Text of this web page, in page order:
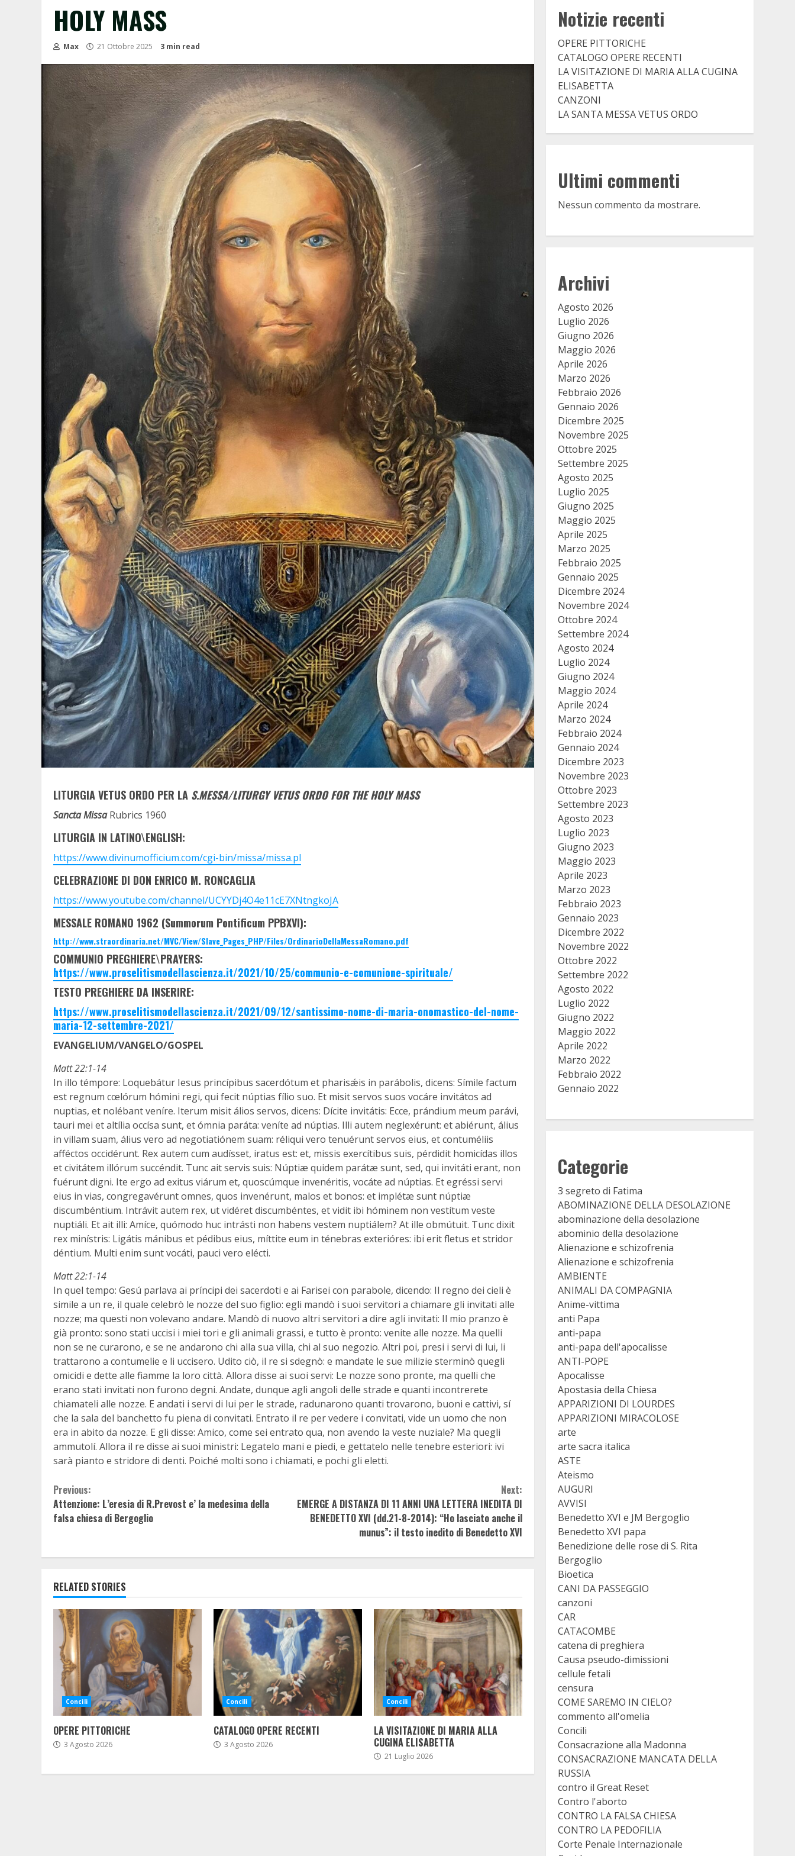
HOLY MASS
Max 21 Ottobre 2025 3 min read
LITURGIA VETUS ORDO PER LA S.MESSA/LITURGY VETUS ORDO FOR THE HOLY MASS
Sancta MissaRubrics 1960
LITURGIA IN LATINO\ENGLISH:
https://www.divinumofficium.com/cgi-bin/missa/missa.pl
CELEBRAZIONE DI DON ENRICO M. RONCAGLIA
https://www.youtube.com/channel/UCYYDj4O4e11cE7XNtngkoJA
MESSALE ROMANO 1962 (Summorum Pontificum PPBXVI):
http://www.straordinaria.net/MVC/View/Slave_Pages_PHP/Files/OrdinarioDellaMessaRomano.pdf
COMMUNIO PREGHIERE\PRAYERS:
https://www.proselitismodellascienza.it/2021/10/25/communio-e-comunione-spirituale/
TESTO PREGHIERE DA INSERIRE:
https://www.proselitismodellascienza.it/2021/09/12/santissimo-nome-di-maria-onomastico-del-nome-
maria-12-settembre-2021/
EVANGELIUM/VANGELO/GOSPEL
Matt 22:1-14
In illo témpore: Loquebátur Iesus princípibus sacerdótum et pharisǽis in parábolis, dicens: Símile factum
est regnum cœlórum hómini regi, qui fecit núptias fílio suo. Et misit servos suos vocáre invitátos ad
nuptias, et nolébant veníre. Iterum misit álios servos, dicens: Dícite invitátis: Ecce, prándium meum parávi,
tauri mei et altília occísa sunt, et ómnia paráta: veníte ad núptias. Illi autem neglexérunt: et abiérunt, álius
in villam suam, álius vero ad negotiatiónem suam: réliqui vero tenuérunt servos eius, et contuméliis
afféctos occidérunt. Rex autem cum audísset, iratus est: et, missis exercítibus suis, pérdidit homicídas illos
et civitátem illórum succéndit. Tunc ait servis suis: Núptiæ quidem parátæ sunt, sed, qui invitáti erant, non
fuérunt digni. Ite ergo ad exitus viárum et, quoscúmque invenéritis, vocáte ad núptias. Et egréssi servi
eius in vias, congregavérunt omnes, quos invenérunt, malos et bonos: et implétæ sunt núptiæ
discumbéntium. Intrávit autem rex, ut vidéret discumbéntes, et vidit ibi hóminem non vestítum veste
nuptiáli. Et ait illi: Amíce, quómodo huc intrásti non habens vestem nuptiálem? At ille obmútuit. Tunc dixit
rex minístris: Ligátis mánibus et pédibus eius, míttite eum in ténebras exterióres: ibi erit fletus et stridor
déntium. Multi enim sunt vocáti, pauci vero elécti.
Matt 22:1-14
In quel tempo: Gesú parlava ai príncipi dei sacerdoti e ai Farisei con parabole, dicendo: Il regno dei cieli è
simile a un re, il quale celebrò le nozze del suo figlio: egli mandò i suoi servitori a chiamare gli invitati alle
nozze; ma questi non volevano andare. Mandò di nuovo altri servitori a dire agli invitati: Il mio pranzo è
già pronto: sono stati uccisi i miei tori e gli animali grassi, e tutto è pronto: venite alle nozze. Ma quelli
non se ne curarono, e se ne andarono chi alla sua villa, chi al suo negozio. Altri poi, presi i servi di lui, li
trattarono a contumelie e li uccisero. Udito ciò, il re si sdegnò: e mandate le sue milizie sterminò quegli
omicidi e dette alle fiamme la loro città. Allora disse ai suoi servi: Le nozze sono pronte, ma quelli che
erano stati invitati non furono degni. Andate, dunque agli angoli delle strade e quanti incontrerete
chiamateli alle nozze. E andati i servi di lui per le strade, radunarono quanti trovarono, buoni e cattivi, sí
che la sala del banchetto fu piena di convitati. Entrato il re per vedere i convitati, vide un uomo che non
era in abito da nozze. E gli disse: Amico, come sei entrato qua, non avendo la veste nuziale? Ma quegli
ammutolí. Allora il re disse ai suoi ministri: Legatelo mani e piedi, e gettatelo nelle tenebre esteriori: ivi
sarà pianto e stridore di denti. Poiché molti sono i chiamati, e pochi gli eletti.
Continue
Reading
Previous:
Attenzione: L’eresia di R.Prevost e’ la medesima della
falsa chiesa di Bergoglio
Next:
EMERGE A DISTANZA DI 11 ANNI UNA LETTERA INEDITA DI
BENEDETTO XVI (dd.21-8-2014): “Ho lasciato anche il
munus”: il testo inedito di Benedetto XVI
RELATED STORIES
Concili
OPERE PITTORICHE
3 Agosto 2026
Concili
CATALOGO OPERE RECENTI
3 Agosto 2026
Concili
LA VISITAZIONE DI MARIA ALLA
CUGINA ELISABETTA
21 Luglio 2026
Notizie recenti
OPERE PITTORICHE
CATALOGO OPERE RECENTI
LA VISITAZIONE DI MARIA ALLA CUGINA
ELISABETTA
CANZONI
LA SANTA MESSA VETUS ORDO
Ultimi commenti
Nessun commento da mostrare.
Archivi
Agosto 2026
Luglio 2026
Giugno 2026
Maggio 2026
Aprile 2026
Marzo 2026
Febbraio 2026
Gennaio 2026
Dicembre 2025
Novembre 2025
Ottobre 2025
Settembre 2025
Agosto 2025
Luglio 2025
Giugno 2025
Maggio 2025
Aprile 2025
Marzo 2025
Febbraio 2025
Gennaio 2025
Dicembre 2024
Novembre 2024
Ottobre 2024
Settembre 2024
Agosto 2024
Luglio 2024
Giugno 2024
Maggio 2024
Aprile 2024
Marzo 2024
Febbraio 2024
Gennaio 2024
Dicembre 2023
Novembre 2023
Ottobre 2023
Settembre 2023
Agosto 2023
Luglio 2023
Giugno 2023
Maggio 2023
Aprile 2023
Marzo 2023
Febbraio 2023
Gennaio 2023
Dicembre 2022
Novembre 2022
Ottobre 2022
Settembre 2022
Agosto 2022
Luglio 2022
Giugno 2022
Maggio 2022
Aprile 2022
Marzo 2022
Febbraio 2022
Gennaio 2022
Categorie
3 segreto di Fatima
ABOMINAZIONE DELLA DESOLAZIONE
abominazione della desolazione
abominio della desolazione
Alienazione e schizofrenia
Alienazione e schizofrenia
AMBIENTE
ANIMALI DA COMPAGNIA
Anime-vittima
anti Papa
anti-papa
anti-papa dell'apocalisse
ANTI-POPE
Apocalisse
Apostasia della Chiesa
APPARIZIONI DI LOURDES
APPARIZIONI MIRACOLOSE
arte
arte sacra italica
ASTE
Ateismo
AUGURI
AVVISI
Benedetto XVI e JM Bergoglio
Benedetto XVI papa
Benedizione delle rose di S. Rita
Bergoglio
Bioetica
CANI DA PASSEGGIO
canzoni
CAR
CATACOMBE
catena di preghiera
Causa pseudo-dimissioni
cellule fetali
censura
COME SAREMO IN CIELO?
commento all'omelia
Concili
Consacrazione alla Madonna
CONSACRAZIONE MANCATA DELLA
RUSSIA
contro il Great Reset
Contro l'aborto
CONTRO LA FALSA CHIESA
CONTRO LA PEDOFILIA
Corte Penale Internazionale